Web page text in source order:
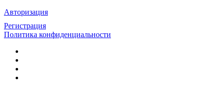
Авторизация
Регистрация
Политика конфиденциальности